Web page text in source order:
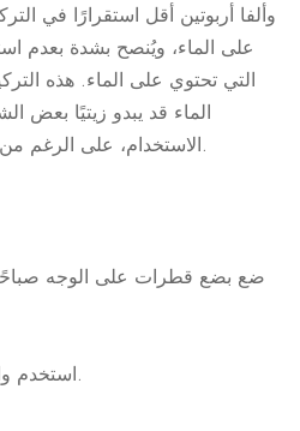
على الماء، ويُنصح بشدة بعدم
التي تحتوي على الماء. هذه
الماء قد يبدو زيتيًا بعض
الاستخدام، على الرغم من عدم احتوائه على أي زيوت.
ضع بضع قطرات على الوجه
استخدم واقيًا من الشمس في الصباح.